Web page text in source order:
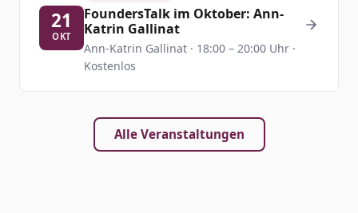
21
OKT
FoundersTalk im Oktober: Ann-
Katrin Gallinat
Ann-Katrin Gallinat · 18:00 – 20:00 Uhr ·
Kostenlos
Alle Veranstaltungen